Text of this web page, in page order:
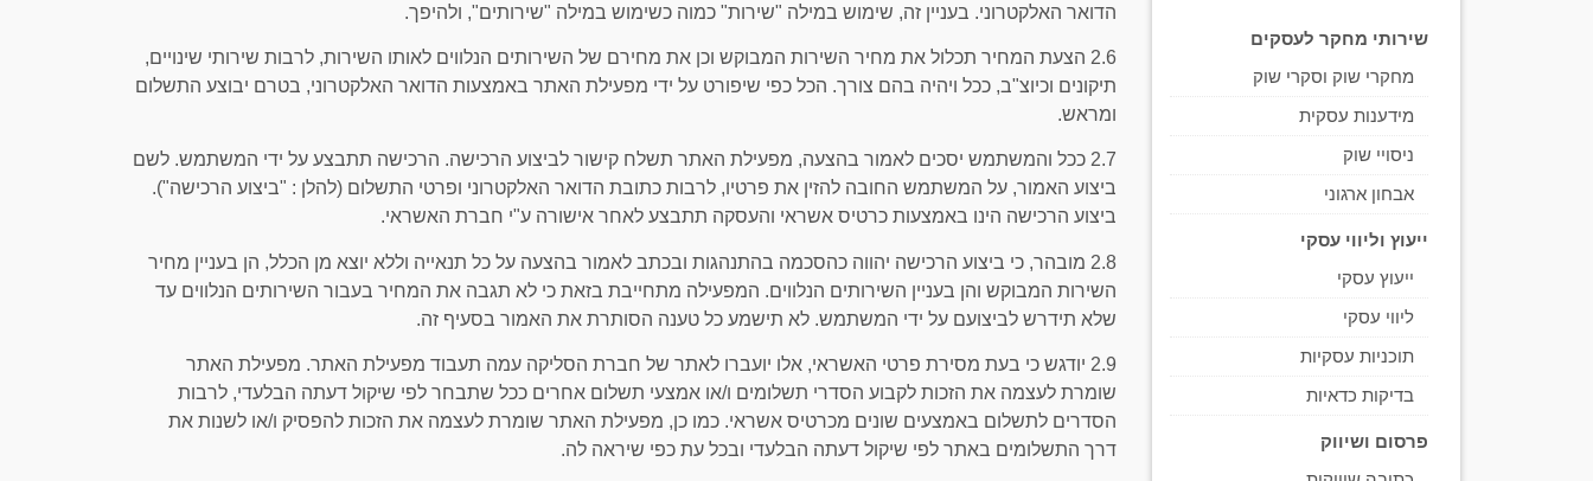
שירותי מחקר לעסקים
מחקרי שוק וסקרי שוק
מידענות עסקית
ניסויי שוק
אבחון ארגוני
ייעוץ וליווי עסקי
ייעוץ עסקי
ליווי עסקי
תוכניות עסקיות
בדיקות כדאיות
פרסום ושיווק
הדואר האלקטרוני. בעניין זה, שימוש במילה "שירות" כמוה כשימוש במילה "שירותים", ולהיפך.
2.6 הצעת המחיר תכלול את מחיר השירות המבוקש וכן את מחירם של השירותים הנלווים לאותו השירות, לרבות שירותי שינויים,
תיקונים וכיוצ"ב, ככל ויהיה בהם צורך. הכל כפי שיפורט על ידי מפעילת האתר באמצעות הדואר האלקטרוני, בטרם יבוצע התשלום
ומראש.
2.7 ככל והמשתמש יסכים לאמור בהצעה, מפעילת האתר תשלח קישור לביצוע הרכישה. הרכישה תתבצע על ידי המשתמש. לשם
ביצוע האמור, על המשתמש החובה להזין את פרטיו, לרבות כתובת הדואר האלקטרוני ופרטי התשלום (להלן : "ביצוע הרכישה").
ביצוע הרכישה הינו באמצעות כרטיס אשראי והעסקה תתבצע לאחר אישורה ע"י חברת האשראי.
2.8 מובהר, כי ביצוע הרכישה יהווה כהסכמה בהתנהגות ובכתב לאמור בהצעה על כל תנאייה וללא יוצא מן הכלל, הן בעניין מחיר
השירות המבוקש והן בעניין השירותים הנלווים. המפעילה מתחייבת בזאת כי לא תגבה את המחיר בעבור השירותים הנלווים עד
שלא תידרש לביצועם על ידי המשתמש. לא תישמע כל טענה הסותרת את האמור בסעיף זה.
2.9 יודגש כי בעת מסירת פרטי האשראי, אלו יועברו לאתר של חברת הסליקה עמה תעבוד מפעילת האתר. מפעילת האתר
שומרת לעצמה את הזכות לקבוע הסדרי תשלומים ו/או אמצעי תשלום אחרים ככל שתבחר לפי שיקול דעתה הבלעדי, לרבות
הסדרים לתשלום באמצעים שונים מכרטיס אשראי. כמו כן, מפעילת האתר שומרת לעצמה את הזכות להפסיק ו/או לשנות את
דרך התשלומים באתר לפי שיקול דעתה הבלעדי ובכל עת כפי שיראה לה.